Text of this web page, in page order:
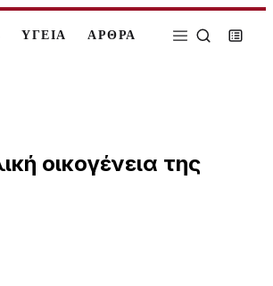
ΥΓΕΙΑ ΑΡΘΡΑ
οικογένεια της